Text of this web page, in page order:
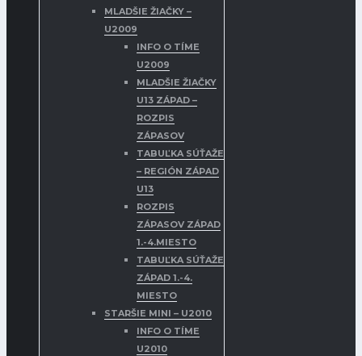
MLADŠIE ŽIAČKY –
U2009
INFO O TÍME
U2009
MLADŠIE ŽIAČKY
U13 ZÁPAD –
ROZPIS
ZÁPASOV
TABUĽKA SÚŤAŽE
– REGIÓN ZÁPAD
U13
ROZPIS
ZÁPASOV ZÁPAD
1.-4.MIESTO
TABUĽKA SÚŤAŽE
ZÁPAD 1.-4.
MIESTO
STARŠIE MINI – U2010
INFO O TÍME
U2010